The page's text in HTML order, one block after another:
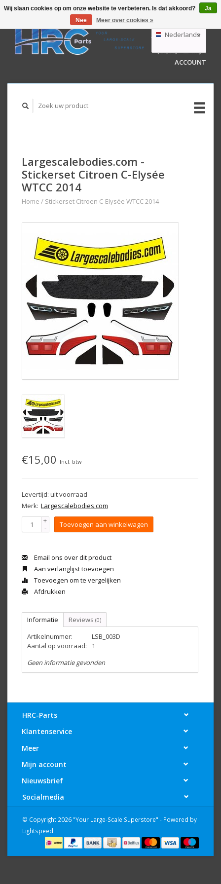
GBP
AUD
Nederlands
Deutsch
English
WINKELWAGEN
(€0,00)
MIJN
ACCOUNT
Largescalebodies.com -
Stickerset Citroen C-Elysée
WTCC 2014
Home / Stickerset Citroen C-Elysée WTCC 2014
€15,00 Incl. btw
Levertijd: uit voorraad
Merk: Largescalebodies.com
+
- Toevoegen aan winkelwagen
Email ons over dit product
Aan verlanglijst toevoegen
Toevoegen om te vergelijken
Afdrukken
Informatie Reviews (0)
Artikelnummer:
LSB_003D
Aantal op voorraad:
1
Geen informatie gevonden
HRC-Parts
Klantenservice
Meer
Mijn account
Nieuwsbrief
Socialmedia
© Copyright 2026 "Your Large-Scale Superstore" - Powered by
Lightspeed
Wij slaan cookies op om onze website te verbeteren. Is dat akkoord?
Ja
Nee
Meer over cookies »